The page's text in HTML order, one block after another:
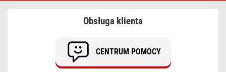
Obsługa klienta
CENTRUM POMOCY